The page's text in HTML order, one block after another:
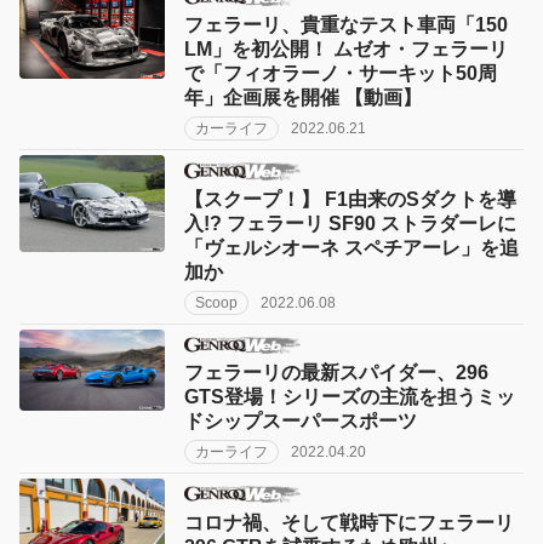
フェラーリ、貴重なテスト車両「150
LM」を初公開！ ムゼオ・フェラーリ
で「フィオラーノ・サーキット50周
年」企画展を開催 【動画】
カーライフ 2022.06.21
【スクープ！】 F1由来のSダクトを導
入!? フェラーリ SF90 ストラダーレに
「ヴェルシオーネ スペチアーレ」を追
加か
Scoop 2022.06.08
フェラーリの最新スパイダー、296
GTS登場！シリーズの主流を担うミッ
ドシップスーパースポーツ
カーライフ 2022.04.20
コロナ禍、そして戦時下にフェラーリ